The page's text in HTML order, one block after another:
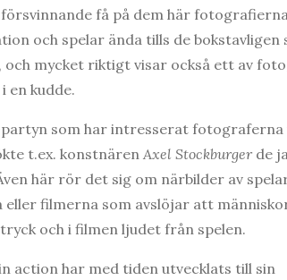
få på dem här
och spelar ända tills de bokstavligen
och mycket riktigt visar också ett av
en kudde.
som har intresserat
t.ex. konstnärenAxel Stockburger de
här rör det sig om närbilder av
filmerna som avslöjar att
och i filmen ljudet från spelen.
action har med tiden utvecklats till sin